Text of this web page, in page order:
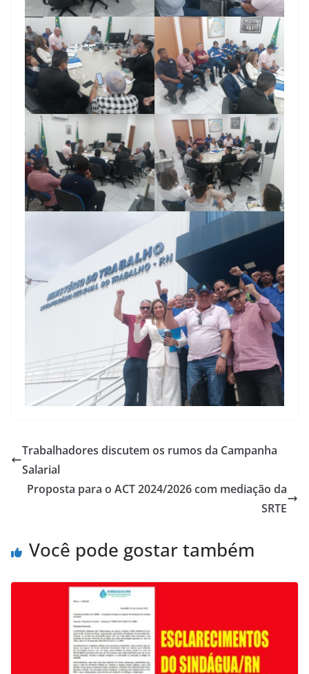
Trabalhadores discutem os rumos da Campanha
Salarial
Proposta para o ACT 2024/2026 com mediação da
SRTE
Você pode gostar também